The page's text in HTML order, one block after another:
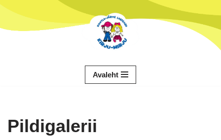
Avaleht
Pildigalerii